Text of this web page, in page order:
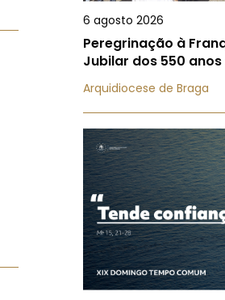
6 agosto 2026
Peregrinação à
Jubilar dos 550
Arquidiocese de Braga